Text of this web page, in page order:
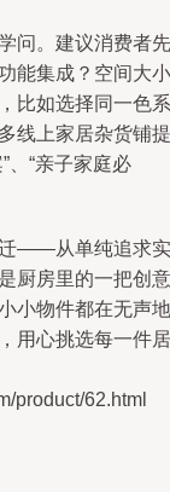
问。建议消费者先
能集成？空间大小
比如选择同一色系
线上家居杂货铺提
、“亲子家庭必
迁——从单纯追求实
厨房里的一把创意
小物件都在无声地
用心挑选每一件居
product/62.html